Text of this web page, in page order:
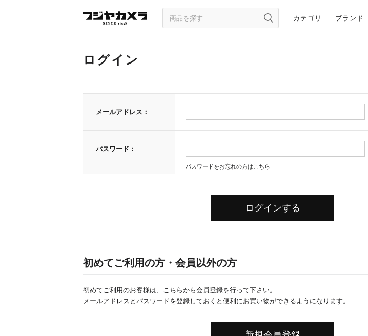
カテゴリ ブランド
ログイン
メールアドレス：
パスワード：
パスワードをお忘れの方はこちら
初めてご利用の方・会員以外の方
初めてご利用のお客様は、こちらから会員登録を行って下さい。
メールアドレスとパスワードを登録しておくと便利にお買い物ができるようになります。